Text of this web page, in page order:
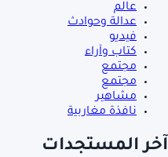
عالم
عدالة وحوادث
فيديو
كتاب وآراء
مجتمع
مجتمع
مشاهير
نافذة مغاربية
آخر المستجدات